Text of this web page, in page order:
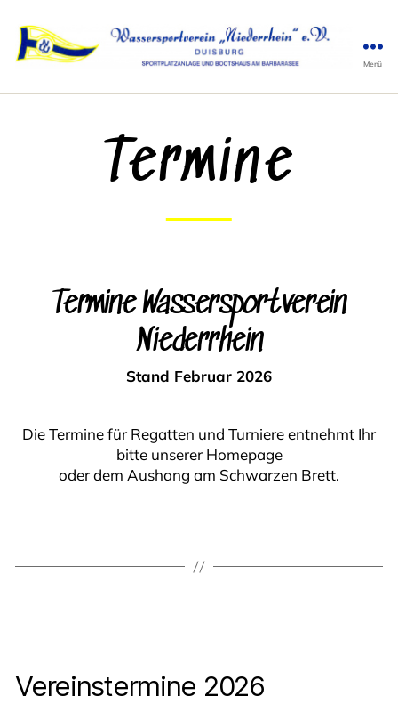
Niederrhein
Menü
Termine
Termine Wassersportverein
Niederrhein
Stand Februar 2026
Die Termine für Regatten und Turniere entnehmt Ihr
bitte unserer Homepage
oder dem Aushang am Schwarzen Brett.
Vereinstermine 2026